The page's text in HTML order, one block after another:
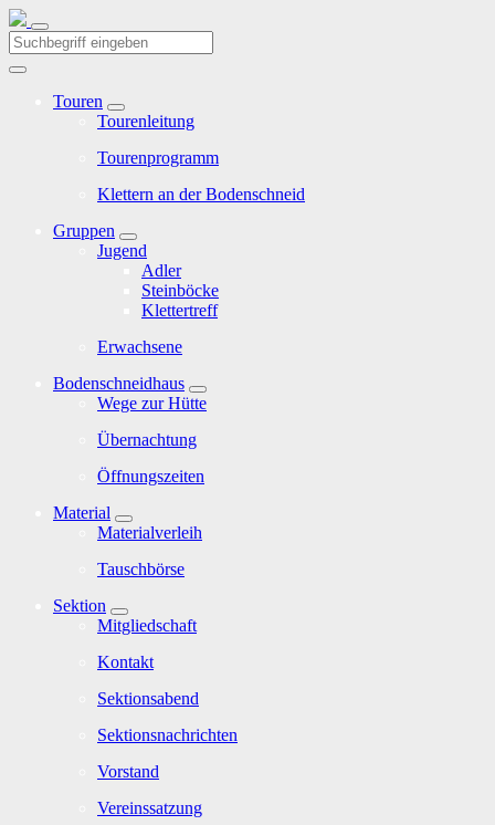
Touren
Tourenleitung
Tourenprogramm
Klettern an der Bodenschneid
Gruppen
Jugend
Adler
Steinböcke
Klettertreff
Erwachsene
Bodenschneidhaus
Wege zur Hütte
Übernachtung
Öffnungszeiten
Material
Materialverleih
Tauschbörse
Sektion
Mitgliedschaft
Kontakt
Sektionsabend
Sektionsnachrichten
Vorstand
Vereinssatzung